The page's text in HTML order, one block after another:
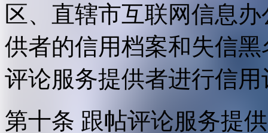
区、直辖市互联网信息
供者的信用档案和失信
评论服务提供者进行信用
第十条 跟帖评论服务提